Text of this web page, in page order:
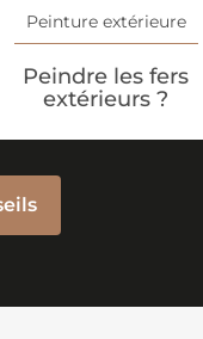
Peinture extérieure
Peindre les fers
extérieurs ?